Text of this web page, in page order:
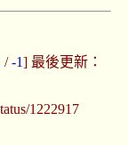
/-1] 最後更新：
1222917